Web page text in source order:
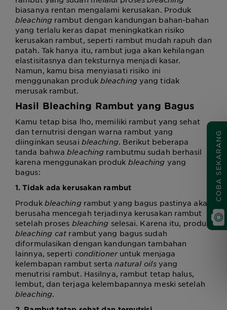
biasanya rentan mengalami kerusakan. Produk
bleachingrambut dengan kandungan bahan-bahan
yang terlalu keras dapat meningkatkan risiko
kerusakan rambut, seperti rambut mudah rapuh dan
patah. Tak hanya itu, rambut juga akan kehilangan
elastisitasnya dan teksturnya menjadi kasar.
Namun, kamu bisa menyiasati risiko ini
menggunakan produk bleachingyang tidak
merusak rambut.
Hasil Bleaching Rambut yang Bagus
Kamu tetap bisa lho, memiliki rambut yang sehat
dan ternutrisi dengan warna rambut yang
diinginkan seusai bleaching. Berikut beberapa
tanda bahwableaching rambutmu sudah berhasil
karena menggunakan produk bleaching yang
bagus:
1. Tidak ada kerusakan rambut
Produk bleachingrambut yang bagus pastinya akan
berusaha mencegah terjadinya kerusakan rambut
setelah proses bleaching selesai. Karena itu, produk
bleaching cat rambut yang bagus sudah
diformulasikan dengan kandungan tambahan
lainnya, seperti conditioneruntuk menjaga
kelembapan rambut sertanatural oilsyang
menutrisi rambut. Hasilnya, rambut tetap halus,
lembut, dan terjaga kelembapannya meski setelah
bleaching.
COBA SEKARANG